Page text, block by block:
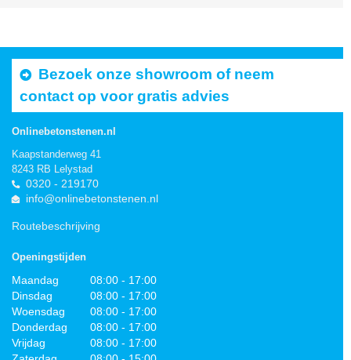
Bezoek onze showroom of neem
contact op voor gratis advies
Onlinebetonstenen.nl
Kaapstanderweg 41
8243 RB Lelystad
0320 - 219170
info@onlinebetonstenen.nl
Routebeschrijving
Openingstijden
Maandag
08:00 - 17:00
Dinsdag
08:00 - 17:00
Woensdag
08:00 - 17:00
Donderdag
08:00 - 17:00
Vrijdag
08:00 - 17:00